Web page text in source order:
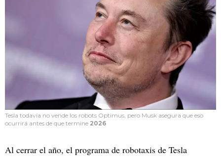
Tesla todavía no vende los robots Optimus, pero Musk asegura que eso
ocurrirá antes de que termine 2026
Al cerrar el año, el programa de robotaxis de Tesla